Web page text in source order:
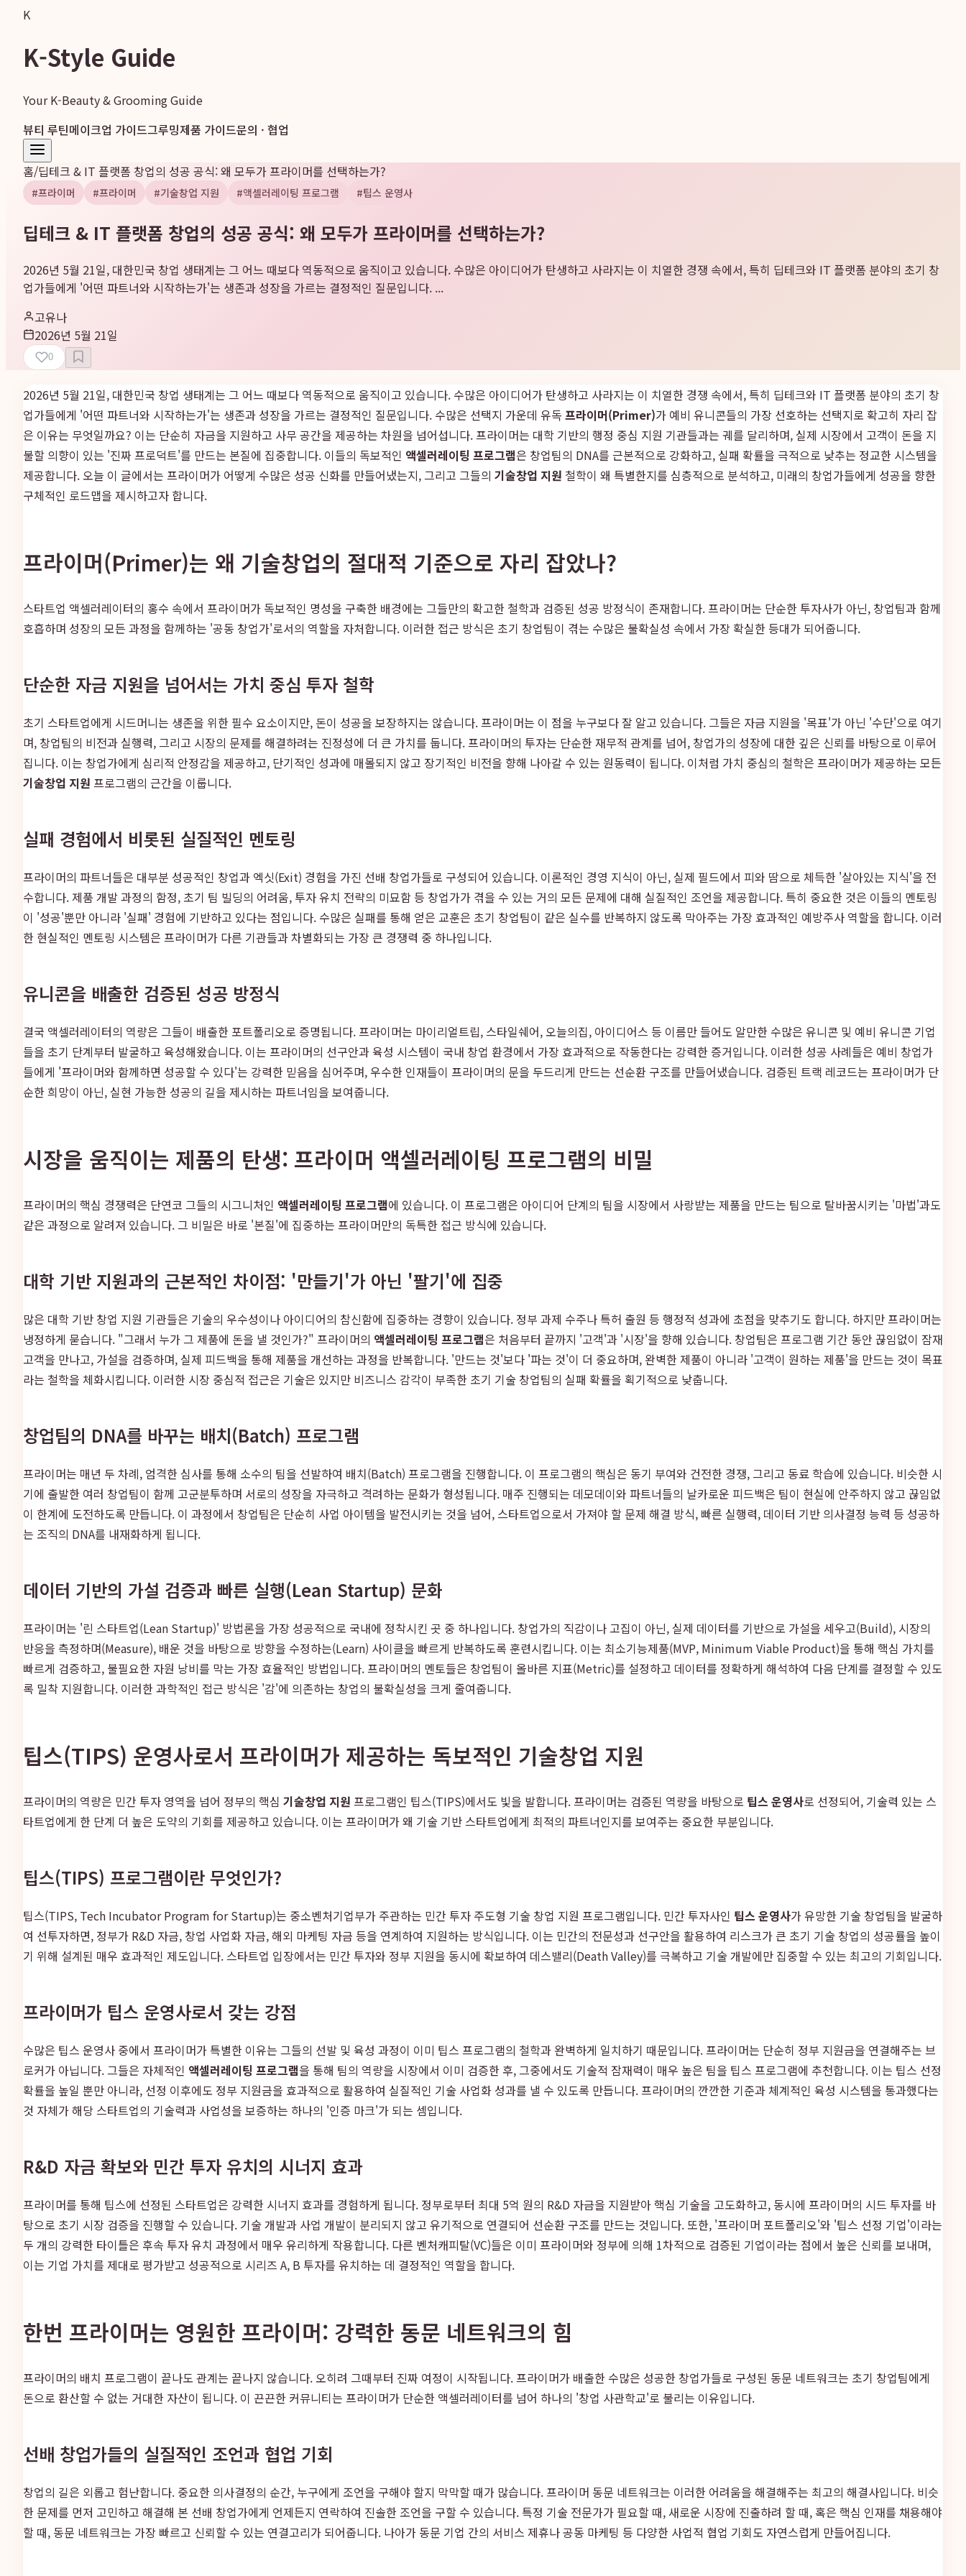
K
K-Style Guide
Your K-Beauty & Grooming Guide
뷰티 루틴메이크업 가이드그루밍제품 가이드문의 · 협업
홈/딥테크 & IT 플랫폼 창업의 성공 공식: 왜 모두가 프라이머를 선택하는가?
#프라이머 #프라이머 #기술창업 지원 #액셀러레이팅 프로그램 #팁스 운영사
딥테크 & IT 플랫폼 창업의 성공 공식: 왜 모두가 프라이머를 선택하는가?
2026년 5월 21일, 대한민국 창업 생태계는 그 어느 때보다 역동적으로 움직이고 있습니다. 수많은 아이디어가 탄생하고 사라지는 이 치열한 경쟁 속에서, 특히 딥테크와 IT 플랫폼 분야의 초기 창
업가들에게 '어떤 파트너와 시작하는가'는 생존과 성장을 가르는 결정적인 질문입니다. ...
고유나
2026년 5월 21일
0
2026년 5월 21일, 대한민국 창업 생태계는 그 어느 때보다 역동적으로 움직이고 있습니다. 수많은 아이디어가 탄생하고 사라지는 이 치열한 경쟁 속에서, 특히 딥테크와 IT 플랫폼 분야의 초기 창
업가들에게 '어떤 파트너와 시작하는가'는 생존과 성장을 가르는 결정적인 질문입니다. 수많은 선택지 가운데 유독 프라이머(Primer)가 예비 유니콘들의 가장 선호하는 선택지로 확고히 자리 잡
은 이유는 무엇일까요? 이는 단순히 자금을 지원하고 사무 공간을 제공하는 차원을 넘어섭니다. 프라이머는 대학 기반의 행정 중심 지원 기관들과는 궤를 달리하며, 실제 시장에서 고객이 돈을 지
불할 의향이 있는 '진짜 프로덕트'를 만드는 본질에 집중합니다. 이들의 독보적인 액셀러레이팅 프로그램은 창업팀의 DNA를 근본적으로 강화하고, 실패 확률을 극적으로 낮추는 정교한 시스템을
제공합니다. 오늘 이 글에서는 프라이머가 어떻게 수많은 성공 신화를 만들어냈는지, 그리고 그들의 기술창업 지원 철학이 왜 특별한지를 심층적으로 분석하고, 미래의 창업가들에게 성공을 향한
구체적인 로드맵을 제시하고자 합니다.
프라이머(Primer)는 왜 기술창업의 절대적 기준으로 자리 잡았나?
스타트업 액셀러레이터의 홍수 속에서 프라이머가 독보적인 명성을 구축한 배경에는 그들만의 확고한 철학과 검증된 성공 방정식이 존재합니다. 프라이머는 단순한 투자사가 아닌, 창업팀과 함께
호흡하며 성장의 모든 과정을 함께하는 '공동 창업가'로서의 역할을 자처합니다. 이러한 접근 방식은 초기 창업팀이 겪는 수많은 불확실성 속에서 가장 확실한 등대가 되어줍니다.
단순한 자금 지원을 넘어서는 가치 중심 투자 철학
초기 스타트업에게 시드머니는 생존을 위한 필수 요소이지만, 돈이 성공을 보장하지는 않습니다. 프라이머는 이 점을 누구보다 잘 알고 있습니다. 그들은 자금 지원을 '목표'가 아닌 '수단'으로 여기
며, 창업팀의 비전과 실행력, 그리고 시장의 문제를 해결하려는 진정성에 더 큰 가치를 둡니다. 프라이머의 투자는 단순한 재무적 관계를 넘어, 창업가의 성장에 대한 깊은 신뢰를 바탕으로 이루어
집니다. 이는 창업가에게 심리적 안정감을 제공하고, 단기적인 성과에 매몰되지 않고 장기적인 비전을 향해 나아갈 수 있는 원동력이 됩니다. 이처럼 가치 중심의 철학은 프라이머가 제공하는 모든
기술창업 지원 프로그램의 근간을 이룹니다.
실패 경험에서 비롯된 실질적인 멘토링
프라이머의 파트너들은 대부분 성공적인 창업과 엑싯(Exit) 경험을 가진 선배 창업가들로 구성되어 있습니다. 이론적인 경영 지식이 아닌, 실제 필드에서 피와 땀으로 체득한 '살아있는 지식'을 전
수합니다. 제품 개발 과정의 함정, 초기 팀 빌딩의 어려움, 투자 유치 전략의 미묘함 등 창업가가 겪을 수 있는 거의 모든 문제에 대해 실질적인 조언을 제공합니다. 특히 중요한 것은 이들의 멘토링
이 '성공'뿐만 아니라 '실패' 경험에 기반하고 있다는 점입니다. 수많은 실패를 통해 얻은 교훈은 초기 창업팀이 같은 실수를 반복하지 않도록 막아주는 가장 효과적인 예방주사 역할을 합니다. 이러
한 현실적인 멘토링 시스템은 프라이머가 다른 기관들과 차별화되는 가장 큰 경쟁력 중 하나입니다.
유니콘을 배출한 검증된 성공 방정식
결국 액셀러레이터의 역량은 그들이 배출한 포트폴리오로 증명됩니다. 프라이머는 마이리얼트립, 스타일쉐어, 오늘의집, 아이디어스 등 이름만 들어도 알만한 수많은 유니콘 및 예비 유니콘 기업
들을 초기 단계부터 발굴하고 육성해왔습니다. 이는 프라이머의 선구안과 육성 시스템이 국내 창업 환경에서 가장 효과적으로 작동한다는 강력한 증거입니다. 이러한 성공 사례들은 예비 창업가
들에게 '프라이머와 함께하면 성공할 수 있다'는 강력한 믿음을 심어주며, 우수한 인재들이 프라이머의 문을 두드리게 만드는 선순환 구조를 만들어냈습니다. 검증된 트랙 레코드는 프라이머가 단
순한 희망이 아닌, 실현 가능한 성공의 길을 제시하는 파트너임을 보여줍니다.
시장을 움직이는 제품의 탄생: 프라이머 액셀러레이팅 프로그램의 비밀
프라이머의 핵심 경쟁력은 단연코 그들의 시그니처인 액셀러레이팅 프로그램에 있습니다. 이 프로그램은 아이디어 단계의 팀을 시장에서 사랑받는 제품을 만드는 팀으로 탈바꿈시키는 '마법'과도
같은 과정으로 알려져 있습니다. 그 비밀은 바로 '본질'에 집중하는 프라이머만의 독특한 접근 방식에 있습니다.
대학 기반 지원과의 근본적인 차이점: '만들기'가 아닌 '팔기'에 집중
많은 대학 기반 창업 지원 기관들은 기술의 우수성이나 아이디어의 참신함에 집중하는 경향이 있습니다. 정부 과제 수주나 특허 출원 등 행정적 성과에 초점을 맞추기도 합니다. 하지만 프라이머는
냉정하게 묻습니다. "그래서 누가 그 제품에 돈을 낼 것인가?" 프라이머의 액셀러레이팅 프로그램은 처음부터 끝까지 '고객'과 '시장'을 향해 있습니다. 창업팀은 프로그램 기간 동안 끊임없이 잠재
고객을 만나고, 가설을 검증하며, 실제 피드백을 통해 제품을 개선하는 과정을 반복합니다. '만드는 것'보다 '파는 것'이 더 중요하며, 완벽한 제품이 아니라 '고객이 원하는 제품'을 만드는 것이 목표
라는 철학을 체화시킵니다. 이러한 시장 중심적 접근은 기술은 있지만 비즈니스 감각이 부족한 초기 기술 창업팀의 실패 확률을 획기적으로 낮춥니다.
창업팀의 DNA를 바꾸는 배치(Batch) 프로그램
프라이머는 매년 두 차례, 엄격한 심사를 통해 소수의 팀을 선발하여 배치(Batch) 프로그램을 진행합니다. 이 프로그램의 핵심은 동기 부여와 건전한 경쟁, 그리고 동료 학습에 있습니다. 비슷한 시
기에 출발한 여러 창업팀이 함께 고군분투하며 서로의 성장을 자극하고 격려하는 문화가 형성됩니다. 매주 진행되는 데모데이와 파트너들의 날카로운 피드백은 팀이 현실에 안주하지 않고 끊임없
이 한계에 도전하도록 만듭니다. 이 과정에서 창업팀은 단순히 사업 아이템을 발전시키는 것을 넘어, 스타트업으로서 가져야 할 문제 해결 방식, 빠른 실행력, 데이터 기반 의사결정 능력 등 성공하
는 조직의 DNA를 내재화하게 됩니다.
데이터 기반의 가설 검증과 빠른 실행(Lean Startup) 문화
프라이머는 '린 스타트업(Lean Startup)' 방법론을 가장 성공적으로 국내에 정착시킨 곳 중 하나입니다. 창업가의 직감이나 고집이 아닌, 실제 데이터를 기반으로 가설을 세우고(Build), 시장의
반응을 측정하며(Measure), 배운 것을 바탕으로 방향을 수정하는(Learn) 사이클을 빠르게 반복하도록 훈련시킵니다. 이는 최소기능제품(MVP, Minimum Viable Product)을 통해 핵심 가치를
빠르게 검증하고, 불필요한 자원 낭비를 막는 가장 효율적인 방법입니다. 프라이머의 멘토들은 창업팀이 올바른 지표(Metric)를 설정하고 데이터를 정확하게 해석하여 다음 단계를 결정할 수 있도
록 밀착 지원합니다. 이러한 과학적인 접근 방식은 '감'에 의존하는 창업의 불확실성을 크게 줄여줍니다.
팁스(TIPS) 운영사로서 프라이머가 제공하는 독보적인 기술창업 지원
프라이머의 역량은 민간 투자 영역을 넘어 정부의 핵심 기술창업 지원 프로그램인 팁스(TIPS)에서도 빛을 발합니다. 프라이머는 검증된 역량을 바탕으로 팁스 운영사로 선정되어, 기술력 있는 스
타트업에게 한 단계 더 높은 도약의 기회를 제공하고 있습니다. 이는 프라이머가 왜 기술 기반 스타트업에게 최적의 파트너인지를 보여주는 중요한 부분입니다.
팁스(TIPS) 프로그램이란 무엇인가?
팁스(TIPS, Tech Incubator Program for Startup)는 중소벤처기업부가 주관하는 민간 투자 주도형 기술 창업 지원 프로그램입니다. 민간 투자사인 팁스 운영사가 유망한 기술 창업팀을 발굴하
여 선투자하면, 정부가 R&D 자금, 창업 사업화 자금, 해외 마케팅 자금 등을 연계하여 지원하는 방식입니다. 이는 민간의 전문성과 선구안을 활용하여 리스크가 큰 초기 기술 창업의 성공률을 높이
기 위해 설계된 매우 효과적인 제도입니다. 스타트업 입장에서는 민간 투자와 정부 지원을 동시에 확보하여 데스밸리(Death Valley)를 극복하고 기술 개발에만 집중할 수 있는 최고의 기회입니다.
프라이머가 팁스 운영사로서 갖는 강점
수많은 팁스 운영사 중에서 프라이머가 특별한 이유는 그들의 선발 및 육성 과정이 이미 팁스 프로그램의 철학과 완벽하게 일치하기 때문입니다. 프라이머는 단순히 정부 지원금을 연결해주는 브
로커가 아닙니다. 그들은 자체적인 액셀러레이팅 프로그램을 통해 팀의 역량을 시장에서 이미 검증한 후, 그중에서도 기술적 잠재력이 매우 높은 팀을 팁스 프로그램에 추천합니다. 이는 팁스 선정
확률을 높일 뿐만 아니라, 선정 이후에도 정부 지원금을 효과적으로 활용하여 실질적인 기술 사업화 성과를 낼 수 있도록 만듭니다. 프라이머의 깐깐한 기준과 체계적인 육성 시스템을 통과했다는
것 자체가 해당 스타트업의 기술력과 사업성을 보증하는 하나의 '인증 마크'가 되는 셈입니다.
R&D 자금 확보와 민간 투자 유치의 시너지 효과
프라이머를 통해 팁스에 선정된 스타트업은 강력한 시너지 효과를 경험하게 됩니다. 정부로부터 최대 5억 원의 R&D 자금을 지원받아 핵심 기술을 고도화하고, 동시에 프라이머의 시드 투자를 바
탕으로 초기 시장 검증을 진행할 수 있습니다. 기술 개발과 사업 개발이 분리되지 않고 유기적으로 연결되어 선순환 구조를 만드는 것입니다. 또한, '프라이머 포트폴리오'와 '팁스 선정 기업'이라는
두 개의 강력한 타이틀은 후속 투자 유치 과정에서 매우 유리하게 작용합니다. 다른 벤처캐피탈(VC)들은 이미 프라이머와 정부에 의해 1차적으로 검증된 기업이라는 점에서 높은 신뢰를 보내며,
이는 기업 가치를 제대로 평가받고 성공적으로 시리즈 A, B 투자를 유치하는 데 결정적인 역할을 합니다.
한번 프라이머는 영원한 프라이머: 강력한 동문 네트워크의 힘
프라이머의 배치 프로그램이 끝나도 관계는 끝나지 않습니다. 오히려 그때부터 진짜 여정이 시작됩니다. 프라이머가 배출한 수많은 성공한 창업가들로 구성된 동문 네트워크는 초기 창업팀에게
돈으로 환산할 수 없는 거대한 자산이 됩니다. 이 끈끈한 커뮤니티는 프라이머가 단순한 액셀러레이터를 넘어 하나의 '창업 사관학교'로 불리는 이유입니다.
선배 창업가들의 실질적인 조언과 협업 기회
창업의 길은 외롭고 험난합니다. 중요한 의사결정의 순간, 누구에게 조언을 구해야 할지 막막할 때가 많습니다. 프라이머 동문 네트워크는 이러한 어려움을 해결해주는 최고의 해결사입니다. 비슷
한 문제를 먼저 고민하고 해결해 본 선배 창업가에게 언제든지 연락하여 진솔한 조언을 구할 수 있습니다. 특정 기술 전문가가 필요할 때, 새로운 시장에 진출하려 할 때, 혹은 핵심 인재를 채용해야
할 때, 동문 네트워크는 가장 빠르고 신뢰할 수 있는 연결고리가 되어줍니다. 나아가 동문 기업 간의 서비스 제휴나 공동 마케팅 등 다양한 사업적 협업 기회도 자연스럽게 만들어집니다.